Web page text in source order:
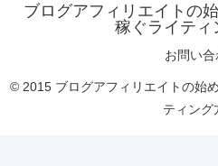
ブログアフィリエイトの
稼ぐライティ
お問い
© 2015 ブログアフィリエイトの始
ティング